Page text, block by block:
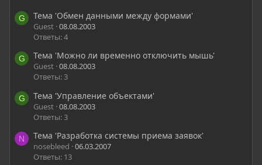
G Тема 'Обмен данными между формами'
Guest 08.08.2003
Ответы: 4
G Тема 'Можно ли временно отключить мышь'
Guest 08.08.2003
Ответы: 3
G Тема 'Управление объектами'
Guest 08.08.2003
Ответы: 3
N Тема 'Разработка системы приема заявок'
nosebleed 06.03.2007
Ответы: 13